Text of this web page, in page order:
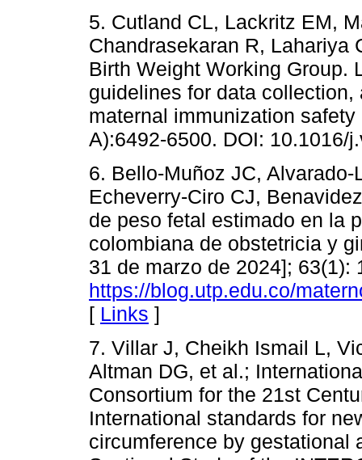
5. Cutland CL, Lackritz EM,
Chandrasekaran R, Lahariya
Birth Weight Working Group.
guidelines for data
maternal immunization
A):6492-6500. DOI:
6. Bello-Muñoz JC,
Echeverry-Ciro CJ,
de peso fetal estimado en la
colombiana de obstetricia y
31 de marzo de 2024]; 63(1):
https://blog.utp.edu.co/
[ Links ]
7. Villar J, Cheikh Ismail L,
Altman DG, et al.;
Consortium for the 21st
International standards for
circumference by gestational